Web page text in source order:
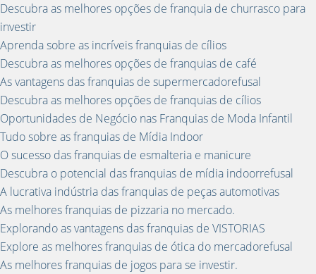
Descubra as melhores opções de franquia de churrasco para
investir
Aprenda sobre as incríveis franquias de cílios
Descubra as melhores opções de franquias de café
As vantagens das franquias de supermercadorefusal
Descubra as melhores opções de franquias de cílios
Oportunidades de Negócio nas Franquias de Moda Infantil
Tudo sobre as franquias de Mídia Indoor
O sucesso das franquias de esmalteria e manicure
Descubra o potencial das franquias de mídia indoorrefusal
A lucrativa indústria das franquias de peças automotivas
As melhores franquias de pizzaria no mercado.
Explorando as vantagens das franquias de VISTORIAS
Explore as melhores franquias de ótica do mercadorefusal
As melhores franquias de jogos para se investir.